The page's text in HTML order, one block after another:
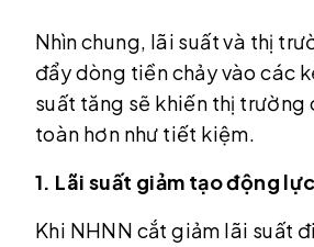
Nhìn chung, lãi suất và thị
đẩy dòng tiền chảy vào các
suất tăng sẽ khiến thị trường
toàn hơn như tiết kiệm.
1. Lãi suất giảm tạo động
Khi NHNN cắt giảm lãi suất